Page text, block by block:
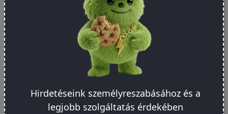
személyreszabott villanypásztor rendszeredet!
Hirdetéseink személyreszabásához és a
legjobb szolgáltatás érdekében